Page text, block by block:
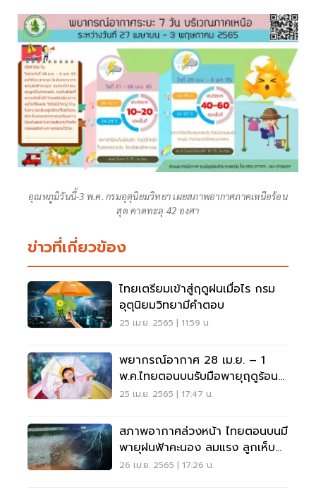
อุณหภูมิวันนี้-3 พ.ค. กรมอุตุนิยมวิทยา เผยสภาพอากาศภาคเหนือร้อน
สุด คาดทะลุ 42 องศา
ข่าวที่เกี่ยวข้อง
ไทยเตรียมเข้าสู่ฤดูฝนเมื่อไร กรม
อุตุนิยมวิทยามีคำตอบ
25 เม.ย. 2565 | 11:59 น.
พยากรณ์อากาศ 28 เม.ย. – 1
พ.ค.ไทยตอนบนรับมือพายุฤดูร้อน-
ใต้ฝนเพิ่ม
25 เม.ย. 2565 | 17:47 น.
สภาพอากาศล่วงหน้า ไทยตอนบนมี
พายุฝนฟ้าคะนอง ลมแรง ลูกเห็บ
ฟ้าผ่า
26 เม.ย. 2565 | 17:26 น.